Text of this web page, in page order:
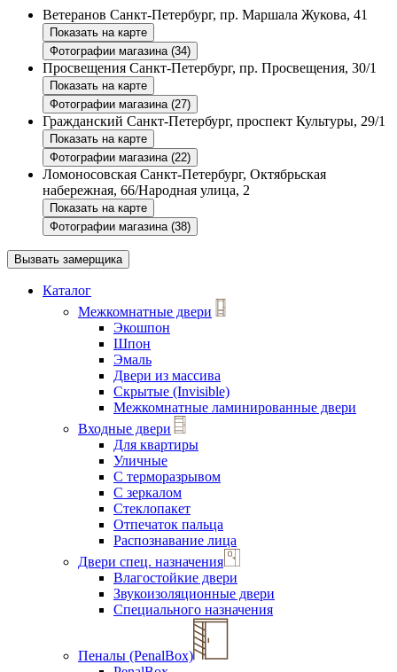
Ветеранов Санкт-Петербург, пр. Маршала Жукова, 41
Показать на карте
Фотографии магазина (34)
Просвещения Санкт-Петербург, пр. Просвещения, 30/1
Показать на карте
Фотографии магазина (27)
Гражданский Санкт-Петербург, проспект Культуры, 29/1
Показать на карте
Фотографии магазина (22)
Ломоносовская Санкт-Петербург, Октябрьская
набережная, 66/Народная улица, 2
Показать на карте
Фотографии магазина (38)
Вызвать замерщика
Каталог
Межкомнатные двери
Экошпон
Шпон
Эмаль
Двери из массива
Скрытые (Invisible)
Межкомнатные ламинированные двери
Входные двери
Для квартиры
Уличные
С терморазрывом
С зеркалом
Стеклопакет
Отпечаток пальца
Распознавание лица
Двери спец. назначения
Влагостойкие двери
Звукоизоляционные двери
Специального назначения
Пеналы (PenalBox)